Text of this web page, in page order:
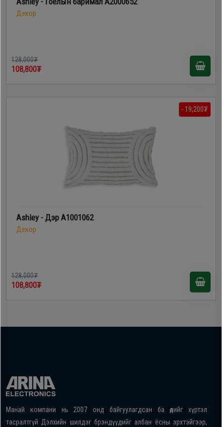
Декор
128,000₮
108,800₮
- 19,200₮
Ashley - Дэр A1001062
Декор
128,000₮
108,800₮
Манай компани нь 2007 онд байгуулагдсан ба өдийг хүртэл
тасралтгүй Дэлхийн шилдэг брэндүүдийг албан ёсны эрхтэйгээр,